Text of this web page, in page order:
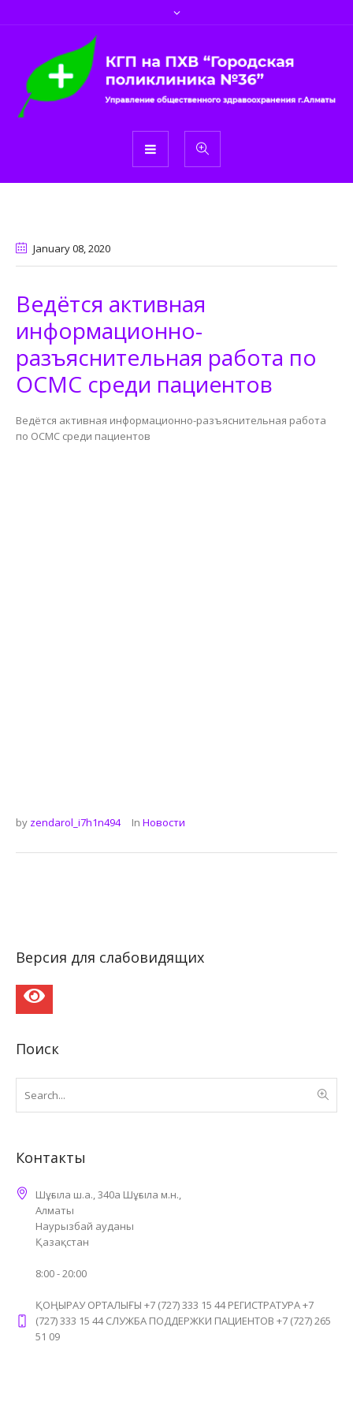
January 08, 2020
Ведётся активная
информационно-
разъяснительная работа по
ОСМС среди пациентов
Ведётся активная информационно-разъяснительная работа
по ОСМС среди пациентов
by zendarol_i7h1n494 In Новости
Версия для слабовидящих
Поиск
Контакты
Шұғыла ш.а., 340а Шұғыла м.н.,
Алматы
Наурызбай ауданы
Қазақстан
8:00 - 20:00
ҚОҢЫРАУ ОРТАЛЫҒЫ +7 (727) 333 15 44 РЕГИСТРАТУРА +7
(727) 333 15 44 СЛУЖБА ПОДДЕРЖКИ ПАЦИЕНТОВ +7 (727) 265
51 09